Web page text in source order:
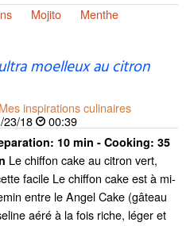
Mojito
Menthe
moelleux au citron
Mes inspirations culinaires
23/18
00:39
10 min - Cooking: 35
Le chiffon cake au citron vert,
facile Le chiffon cake est à mi-
entre le Angel Cake (gâteau
aéré à la fois riche, léger et